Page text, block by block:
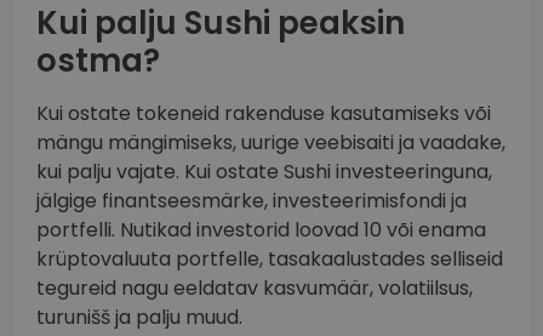
Kui palju Sushi peaksin
ostma?
Kui ostate tokeneid rakenduse kasutamiseks või
mängu mängimiseks, uurige veebisaiti ja vaadake,
kui palju vajate. Kui ostate Sushi investeeringuna,
jälgige finantseesmärke, investeerimisfondi ja
portfelli. Nutikad investorid loovad 10 või enama
krüptovaluuta portfelle, tasakaalustades selliseid
tegureid nagu eeldatav kasvumäär, volatiilsus,
turunišš ja palju muud.